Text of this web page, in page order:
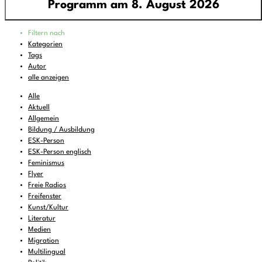
Programm am 8. August 2026
01:00
06:00 - 07:00
07:00
08:00
08:16 - 09:00 Musik zum Aufstehen oder Liegenbleiben
09:00 - 11:00 ReMix
11:00
11:06 - 12:00
12:00 - 13:00
13:00
13:06 - 14:00
Filtern nach
Kategorien
Tags
Autor
alle anzeigen
Alle
Aktuell
Allgemein
Bildung / Ausbildung
ESK-Person
ESK-Person englisch
Feminismus
Flyer
Freie Radios
Freifenster
Kunst/Kultur
Literatur
Medien
Migration
Multilingual